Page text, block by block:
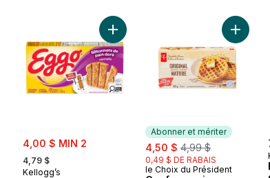
sale:
4,00 $ MIN 2
, formerly:
4,79 $
Kellogg’s
Ajouter Bâtonnets De Pain Doré
Abonner et mériter
sale:
4,50 $ , formerly:
4,99 $
0,49 $ DE RABAIS
Abonner et mériter
le Choix du Président
Ajouter